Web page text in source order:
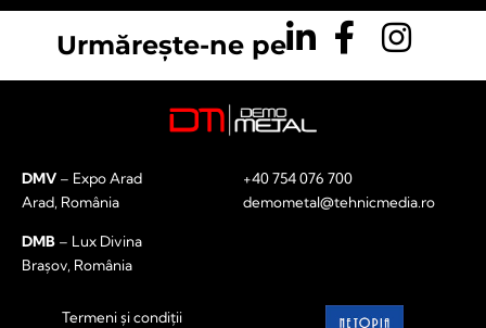
Urmărește-ne pe
DMV – Expo Arad
Arad, România
DMB – Lux Divina
Brașov, România
+40 754 076 700
demometal@tehnicmedia.ro
Termeni și condiții